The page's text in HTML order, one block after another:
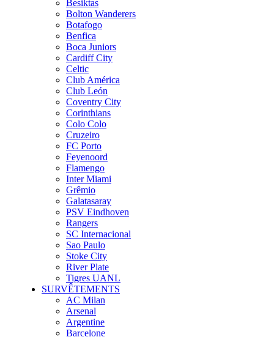
Besiktas
Bolton Wanderers
Botafogo
Benfica
Boca Juniors
Cardiff City
Celtic
Club América
Club León
Coventry City
Corinthians
Colo Colo
Cruzeiro
FC Porto
Feyenoord
Flamengo
Inter Miami
Grêmio
Galatasaray
PSV Eindhoven
Rangers
SC Internacional
Sao Paulo
Stoke City
River Plate
Tigres UANL
SURVÊTEMENTS
AC Milan
Arsenal
Argentine
Barcelone